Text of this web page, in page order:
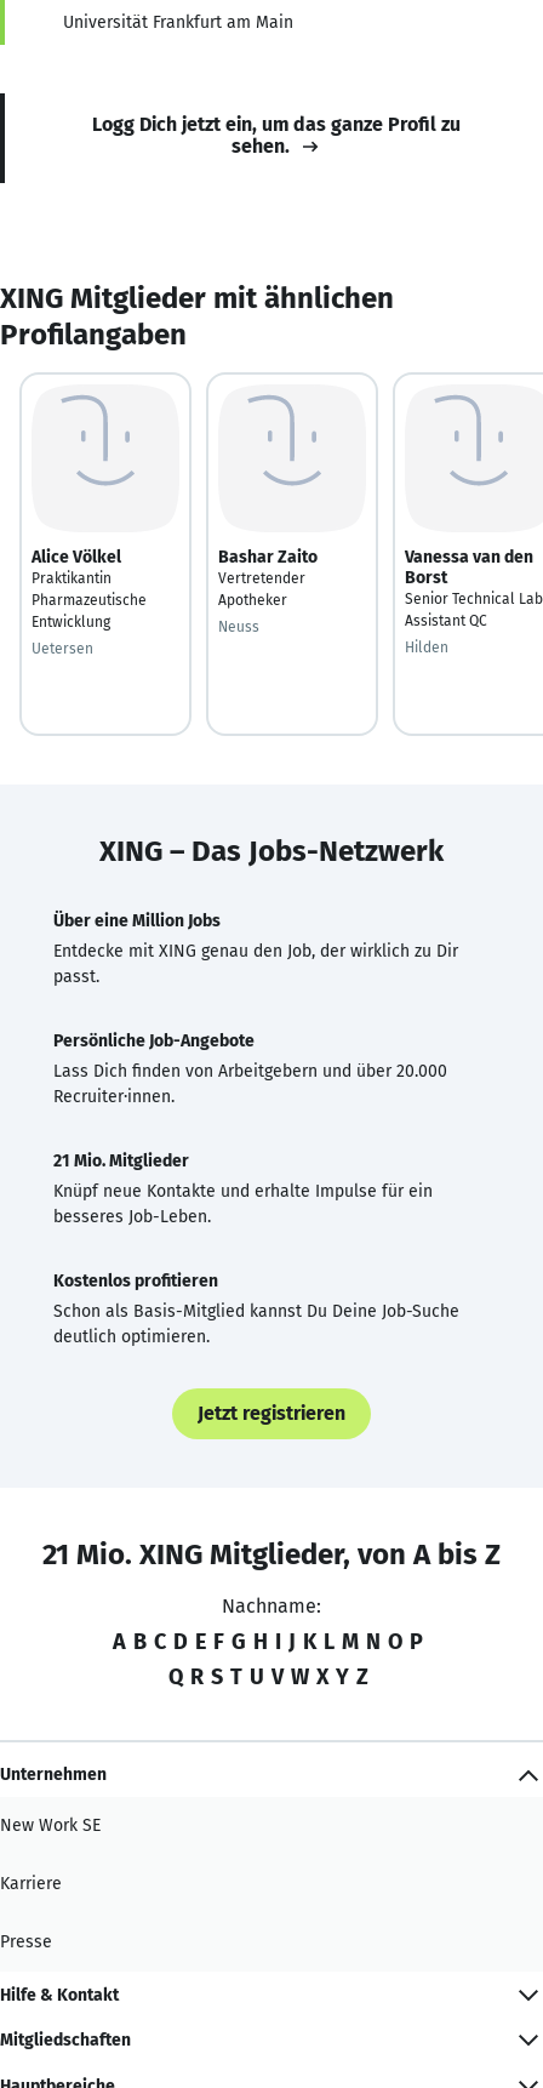
Universität Frankfurt am Main
Logg Dich jetzt ein, um das ganze Profil zu
sehen.
XING Mitglieder mit ähnlichen
Profilangaben
Alice Völkel
Praktikantin
Pharmazeutische
Entwicklung
Uetersen
Bashar Zaito
Vertretender
Apotheker
Neuss
Vanessa van den
Borst
Senior Technical Lab
Assistant QC
Hilden
XING – Das Jobs-Netzwerk
Über eine Million Jobs
Entdecke mit XING genau den Job, der wirklich zu Dir
passt.
Persönliche Job-Angebote
Lass Dich finden von Arbeitgebern und über 20.000
Recruiter·innen.
21 Mio. Mitglieder
Knüpf neue Kontakte und erhalte Impulse für ein
besseres Job-Leben.
Kostenlos profitieren
Schon als Basis-Mitglied kannst Du Deine Job-Suche
deutlich optimieren.
Jetzt registrieren
21 Mio. XING Mitglieder, von A bis Z
Nachname:
A B C D E F G H I J K L M N O P
Q R S T U V W X Y Z
Unternehmen
New Work SE
Karriere
Presse
Hilfe & Kontakt
Mitgliedschaften